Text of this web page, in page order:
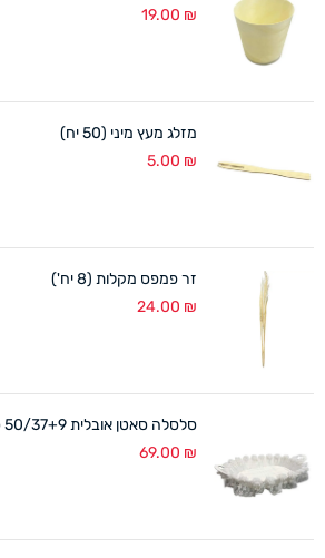
19.00 ₪
מזלג מעץ מיני (50 יח)
5.00 ₪
זר פמפס מקלות (8 יח')
24.00 ₪
סלסלה סאטן אובלית 50/37+9 ס"מ לבן
69.00 ₪